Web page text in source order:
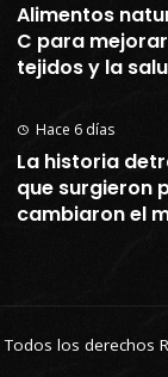
Alimentos
C para
tejidos y la
Hace 6 días
La historia
que surgieron
cambiaron el
los derechos